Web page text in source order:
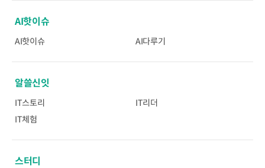
AI핫이슈
AI핫이슈 AI다루기
알쓸신잇
IT스토리
IT리더
IT체험
스터디